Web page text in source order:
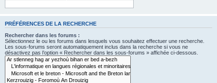
PRÉFÉRENCES DE LA RECHERCHE
Rechercher dans les forums :
Sélectionnez le ou les forums dans lesquels vous souhaitez effectuer une recherche.
Les sous-forums seront automatiquement inclus dans la recherche si vous ne
désactivez pas l’option « Rechercher dans les sous-forums » affichée ci-dessous.